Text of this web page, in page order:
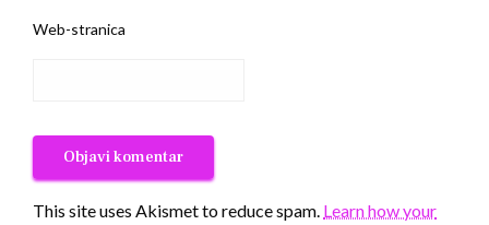
Web-stranica
This site uses Akismet to reduce spam. Learn how your